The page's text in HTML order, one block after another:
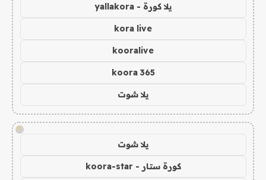
يلا كورة - yallakora
kora live
kooralive
koora 365
يلا شوت
!
يلا شوت
كورة ستار - koora-star